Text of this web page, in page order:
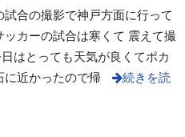
合の撮影で神戸方面に行って
カーの試合は寒くて 震えて撮
はとっても天気が良くてポカ
に近かったので帰
続きを読